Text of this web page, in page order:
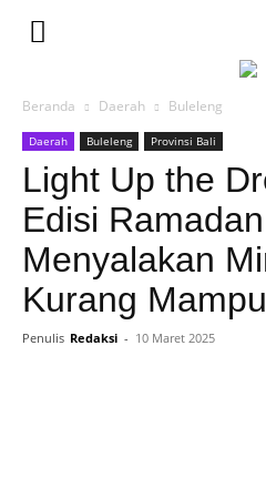
Beranda Daerah Buleleng
Daerah Buleleng Provinsi Bali
Light Up the
Edisi
Menyalakan
Kurang
Penulis Redaksi - 10 Maret 2025